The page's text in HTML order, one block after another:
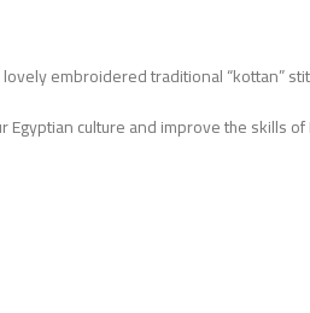
embroidered traditional “kottan”
culture and improve the skills